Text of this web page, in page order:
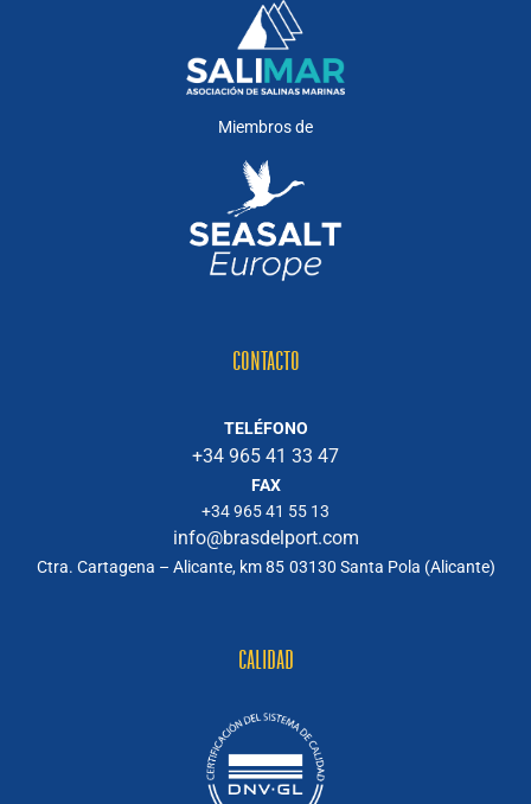
Miembros de
CONTACTO
TELÉFONO
+34 965 41 33 47
FAX
+34 965 41 55 13
info@brasdelport.com
Ctra. Cartagena – Alicante, km 85 03130 Santa Pola (Alicante)
CALIDAD